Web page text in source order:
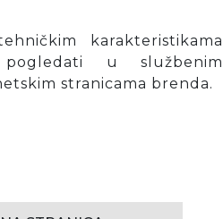
karakteristikama
u službenim
stranicama brenda.